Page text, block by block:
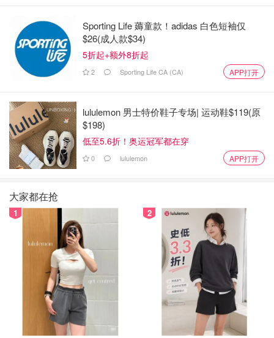
Sporting Life 薅童款！adidas 白色短袖仅
$26(成人款$34)
5折起+额外8折起
2 Sporting Life CA (CA) APP打开
lululemon 男士特价鞋子专场| 运动鞋$119(原
$198)
低至5.6折！奥运冠军都在穿
0 lululemon APP打开
大家都在抢
1 2